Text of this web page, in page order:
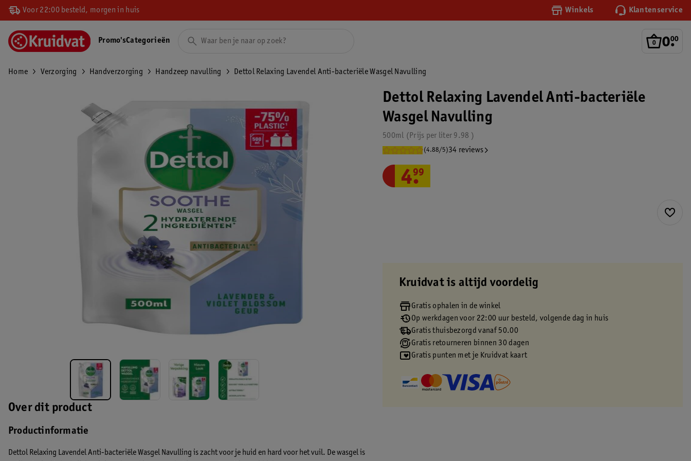
Voor 22:00 besteld, morgen in huis Winkels Klantenservice
0.
00
Promo'sCategorieën
Home Verzorging Handverzorging Handzeep navulling Dettol Relaxing Lavendel Anti-bacteriële Wasgel Navulling
Over dit product
Productinformatie
Dettol Relaxing Lavendel Anti-bacteriële Wasgel Navulling is zacht voor je huid en hard voor het vuil. De wasgel is
Dettol Relaxing Lavendel Anti-bacteriële
Wasgel Navulling
500ml 9.98
Prijs per liter
(4.88/5)34 reviews
4.
99
Kruidvat is altijd voordelig
Gratis ophalen in de winkel
Op werkdagen voor 22:00 uur besteld, volgende dag in huis
Gratis thuisbezorgd vanaf 50.00
Gratis retourneren binnen 30 dagen
Gratis punten met je Kruidvat kaart